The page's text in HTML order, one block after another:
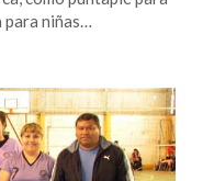
para niñas…